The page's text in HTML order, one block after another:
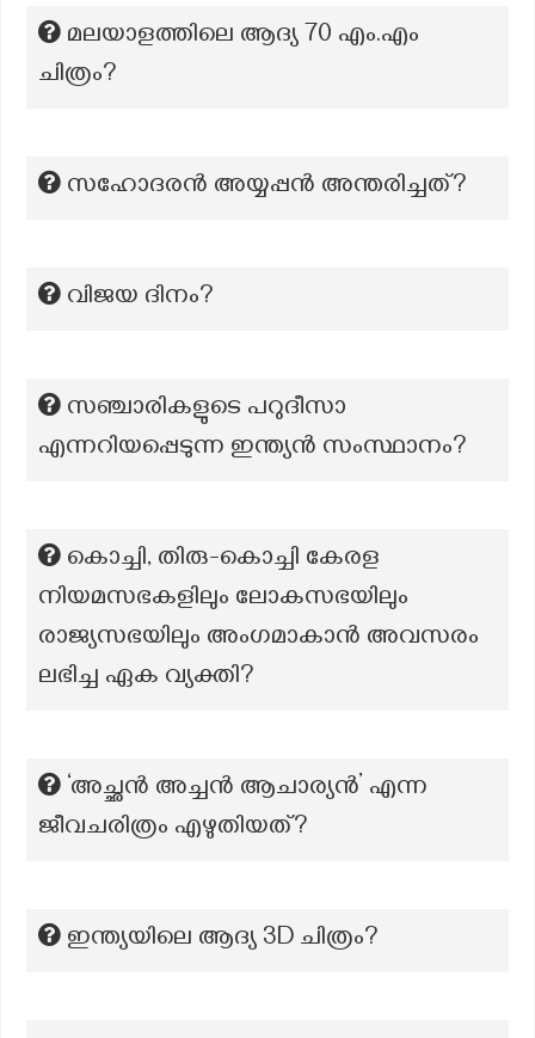
മലയാളത്തിലെ ആദ്യ 70 എം.എം
ചിത്രം?
സഹോദരൻ അയ്യപ്പൻ അന്തരിച്ചത്?
വിജയ ദിനം?
സഞ്ചാരികളുടെ പറുദീസാ
എന്നറിയപ്പെടുന്ന ഇന്ത്യൻ സംസ്ഥാനം?
കൊച്ചി, തിരു-കൊച്ചി കേരള
നിയമസഭകളിലും ലോകസഭയിലും
രാജ്യസഭയിലും അംഗമാകാൻ അവസരം
ലഭിച്ച ഏക വ്യക്തി?
‘അച്ഛൻ അച്ചൻ ആചാര്യൻ’ എന്ന
ജീവചരിത്രം എഴുതിയത്?
ഇന്ത്യയിലെ ആദ്യ 3D ചിത്രം?